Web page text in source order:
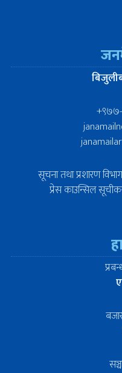
सूचना तथा प्रशारण
प्रेस काउन्सिल